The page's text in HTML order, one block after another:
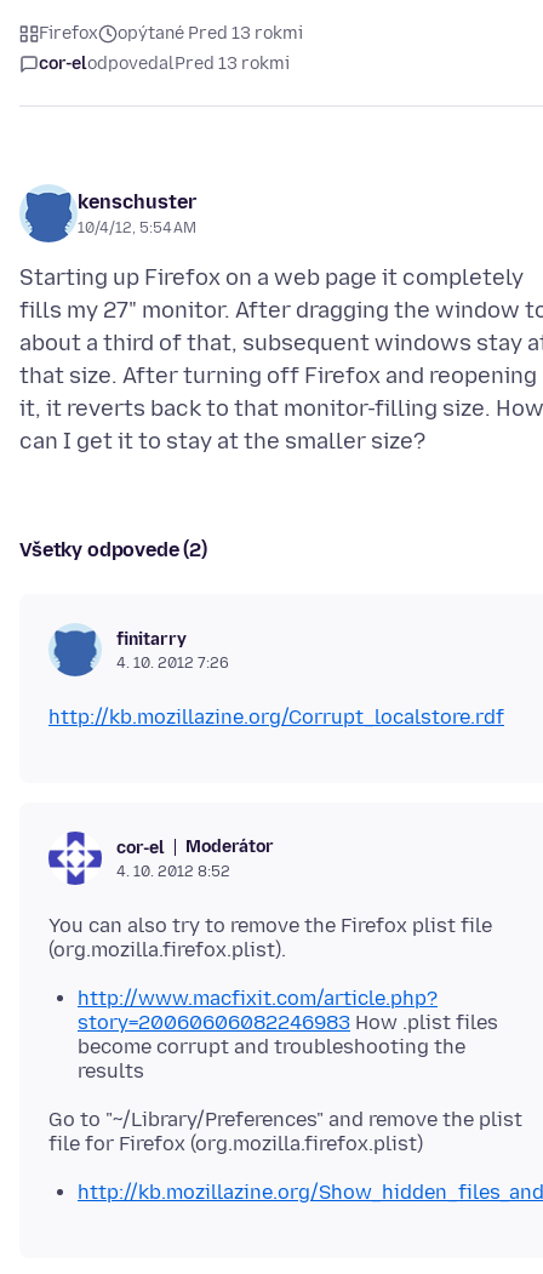
Firefox
opýtané Pred 13 rokmi
cor-elodpovedalPred 13 rokmi
kenschuster
10/4/12, 5:54 AM
Starting up Firefox on a web page it completely
fills my 27" monitor. After dragging the window
about a third of that, subsequent windows stay
that size. After turning off Firefox and reopening
it, it reverts back to that monitor-filling size. How
Všetky odpovede (2)
finitarry
4. 10. 2012 7:26
http://kb.mozillazine.org/Corrupt_localstore.rdf
cor-el Moderátor
4. 10. 2012 8:52
You can also try to remove the Firefox plist file
http://www.macfixit.com/article.php?
story=20060606082246983 How .plist files
become corrupt and troubleshooting the
results
Go to "~/Library/Preferences" and remove the plist
http://kb.mozillazine.org/